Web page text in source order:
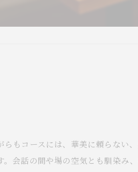
らもコースには、華美に頼らない
。会話の間や場の空気とも馴染み